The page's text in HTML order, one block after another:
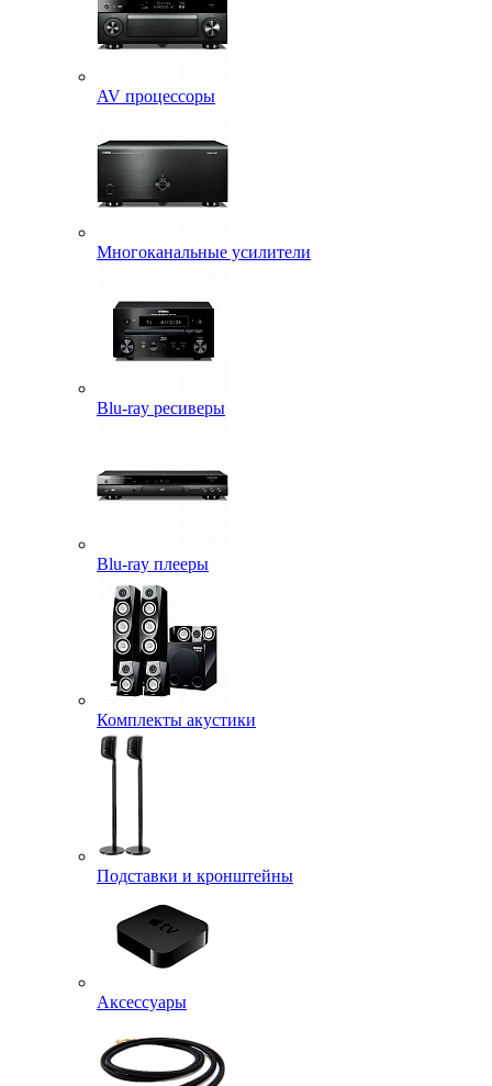
AV процессоры
Многоканальные усилители
Blu-ray ресиверы
Blu-ray плееры
Комплекты акустики
Подставки и кронштейны
Аксессуары